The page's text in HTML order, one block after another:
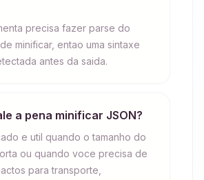
precisa fazer parse do
minificar, entao uma sintaxe
antes da saida.
a pena minificar JSON?
e util quando o tamanho do
ou quando voce precisa de
para transporte,